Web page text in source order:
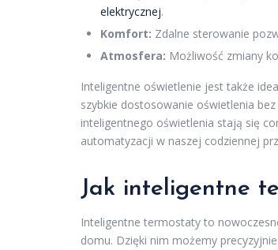
elektrycznej.
Komfort: Zdalne sterowanie
Atmosfera: Możliwość zmiany
Inteligentne oświetlenie jest także
szybkie dostosowanie oświetlenia
inteligentnego oświetlenia stają się
automatyzacji w naszej codziennej
Jak inteligentne
Inteligentne termostaty to
domu. Dzięki nim możemy